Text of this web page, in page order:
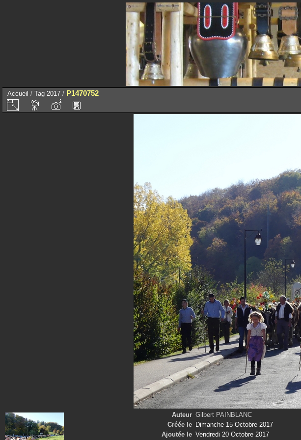
Accueil / Tag 2017 / P1470752
Auteur Gilbert PAINBLANC
Créée le Dimanche 15 Octobre 2017
Ajoutée le Vendredi 20 Octobre 2017